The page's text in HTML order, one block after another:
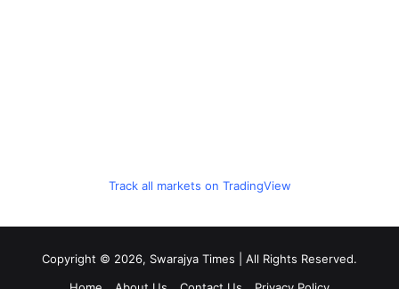
Track all markets on TradingView
Copyright © 2026, Swarajya Times | All Rights Reserved.